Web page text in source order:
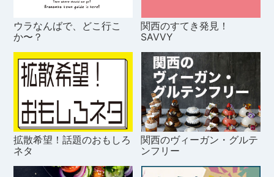
ウラなんばで、どこ行こ
か〜？
関西のすてき発見！
SAVVY
拡散希望！話題のおもしろ
ネタ
関西のヴィーガン・グルテ
ンフリー